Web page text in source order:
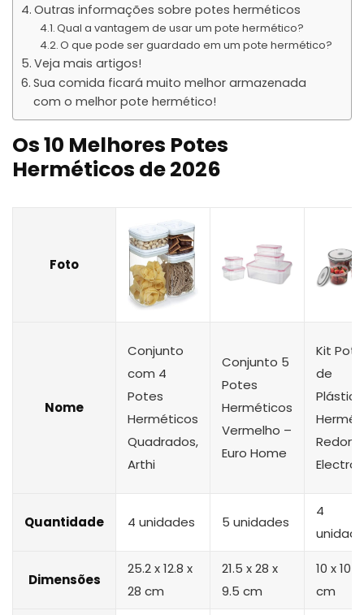
Outras informações sobre potes herméticos
Qual a vantagem de usar um pote hermético?
O que pode ser guardado em um pote hermético?
Veja mais artigos!
Sua comida ficará muito melhor armazenada
com o melhor pote hermético!
Os 10 Melhores Potes
Herméticos de 2026
Foto
Nome
Conjunto
com 4
Potes
Herméticos
Quadrados,
Arthi
Conjunto 5
Potes
Herméticos
Vermelho –
Euro Home
Kit
de
Plástico
Quantidade 4 unidades 5 unidades
4
Dimensões
‎25.2 x 12.8 x
28 cm
21.5 x 28 x
9.5 cm
10 x 10 x
cm